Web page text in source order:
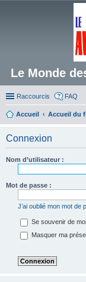
Le Monde
Raccourcis FAQ
Accueil
Accueil du
Connexion
Nom d’utilisateur :
Mot de passe :
J’ai oublié mon mot de
Se souvenir de moi
Masquer ma